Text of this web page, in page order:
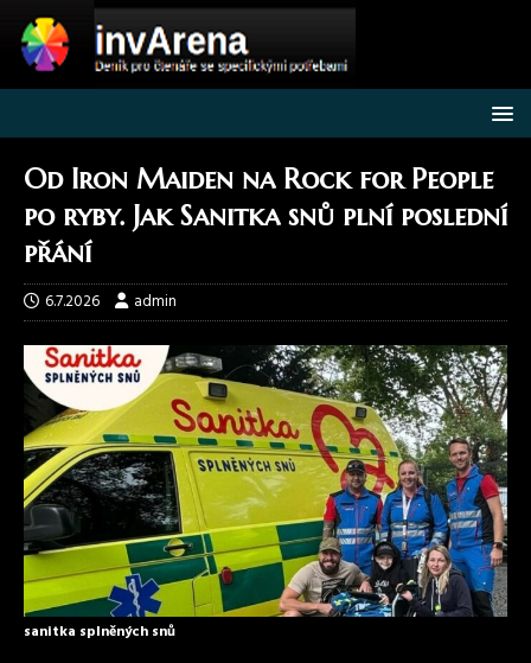
Od Iron Maiden na Rock for People
po ryby. Jak Sanitka snů plní poslední
přání
6.7.2026 admin
sanitka splněných snů